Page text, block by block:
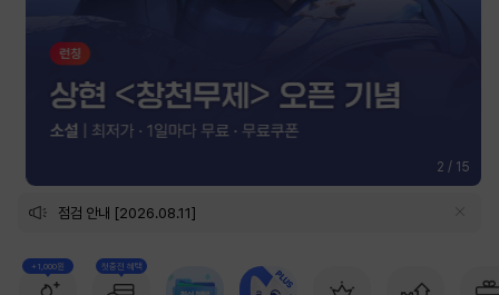
2 / 15
점검 안내 [2026.08.11]
+1,000원 첫충전 혜택